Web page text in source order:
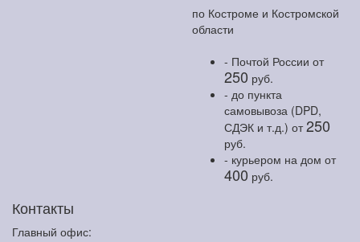
по Костроме и Костромской
области
- Почтой России от
250 руб.
- до пункта
самовывоза (DPD,
СДЭК и т.д.) от250
руб.
- курьером на дом от
400 руб.
Контакты
Главный офис: